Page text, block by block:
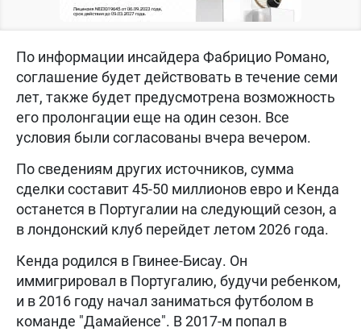
По информации инсайдера Фабрицио Романо,
соглашение будет действовать в течение семи
лет, также будет предусмотрена возможность
его пролонгации еще на один сезон. Все
условия были согласованы вчера вечером.
По сведениям других источников, сумма
сделки составит 45-50 миллионов евро и Кенда
останется в Португалии на следующий сезон, а
в лондонский клуб перейдет летом 2026 года.
Кенда родился в Гвинее-Бисау. Он
иммигрировал в Португалию, будучи ребенком,
и в 2016 году начал заниматься футболом в
команде "Дамайенсе". В 2017-м попал в